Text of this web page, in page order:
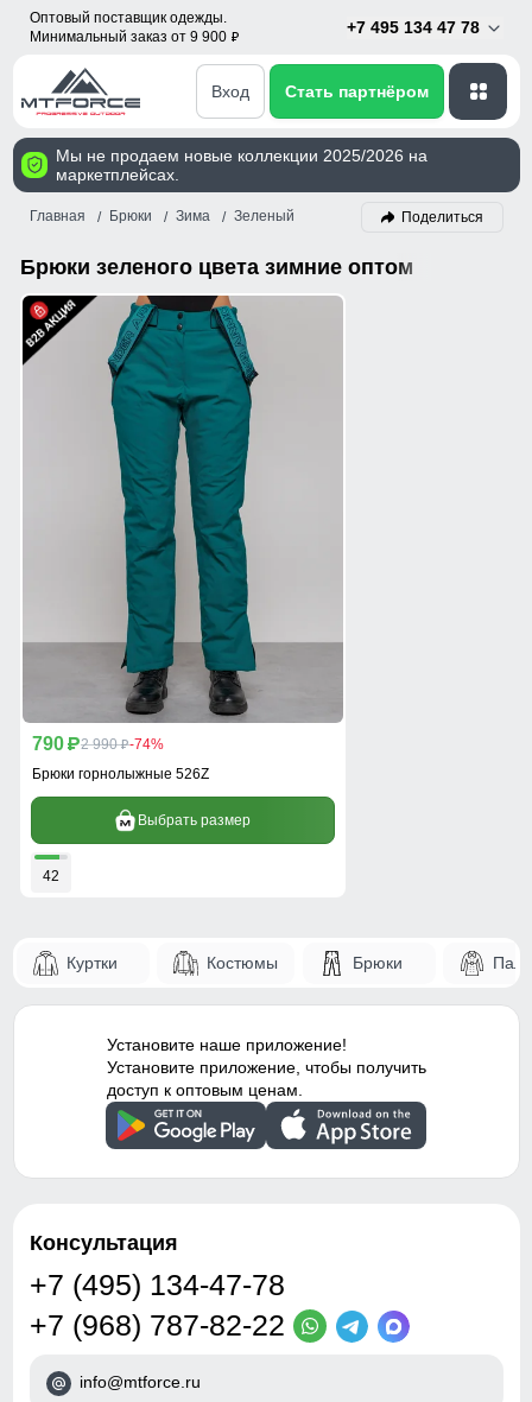
Оптовый поставщик одежды.
Минимальный заказ от 9 900 p
+7 495 134 47 78
Вход Стать партнёром
Мы не продаем новые коллекции 2025/2026 на
маркетплейсах.
Главная Брюки Зима Зеленый Поделиться
Брюки зеленого цвета зимние оптом
790 p2 990 p-74%
Брюки горнолыжные 526Z
Выбрать размер
42
Куртки Костюмы Брюки
Установите наше приложение!
Установите приложение, чтобы получить
доступ к оптовым ценам.
Консультация
+7 (495) 134-47-78
+7 (968) 787-82-22
info@mtforce.ru